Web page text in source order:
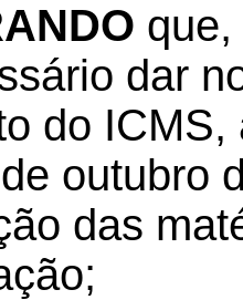
dar
do
outubro
das